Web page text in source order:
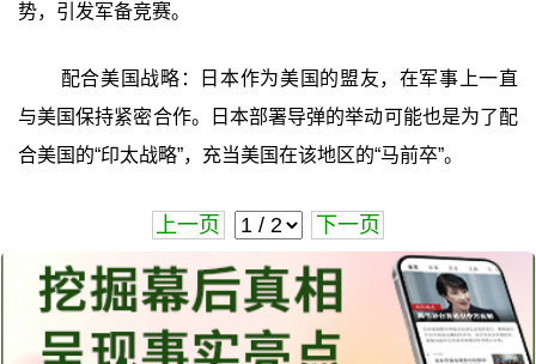
势，引发军备竞赛。
配合美国战略：日本作为美国的盟友，在军事上一直
与美国保持紧密合作。日本部署导弹的举动可能也是为了配
合美国的“印太战略”，充当美国在该地区的“马前卒”。
上一页 下一页